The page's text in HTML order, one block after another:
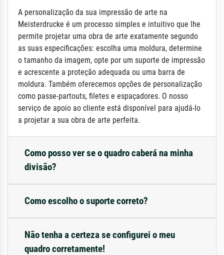
A personalização da sua impressão de arte na
Meisterdrucke é um processo simples e intuitivo que lhe
permite projetar uma obra de arte exatamente segundo
as suas especificações: escolha uma moldura, determine
o tamanho da imagem, opte por um suporte de impressão
e acrescente a proteção adequada ou uma barra de
moldura. Também oferecemos opções de personalização
como passe-partouts, filetes e espaçadores. O nosso
serviço de apoio ao cliente está disponível para ajudá-lo
a projetar a sua obra de arte perfeita.
Como posso ver se o quadro caberá na minha
divisão?
Como escolho o suporte correto?
Não tenha a certeza se configurei o meu
quadro corretamente!